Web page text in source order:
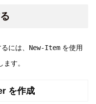
には、 New-Item を使用
ます。
を作成